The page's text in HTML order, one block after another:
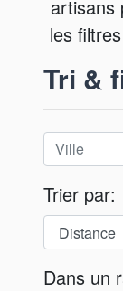
artisans
les
Tri &
Trier par:
Dans un